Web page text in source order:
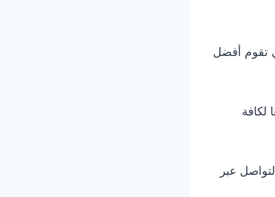
تقوم أفضل
لكافة
عبر